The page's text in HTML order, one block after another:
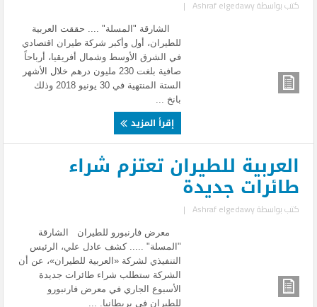
كتب بواسطةAshraf elgedawy
|
الشارقة "المسلة" .... حققت العربية
للطيران، أول وأكبر شركة طيران اقتصادي
في الشرق الأوسط وشمال أفريقيا، أرباحاً
صافية بلغت 230 مليون درهم خلال الأشهر
الستة المنتهية في 30 يونيو 2018 وذلك
بانخ ...
إقرأ المزيد
العربية للطيران تعتزم شراء
طائرات جديدة
كتب بواسطةAshraf elgedawy
|
معرض فارنبورو للطيران الشارقة
"المسلة" ..... كشف عادل علي، الرئيس
التنفيذي لشركة «العربية للطيران»، عن أن
الشركة ستطلب شراء طائرات جديدة
الأسبوع الجاري في معرض فارنبورو
للطيران في بريطانيا. ...